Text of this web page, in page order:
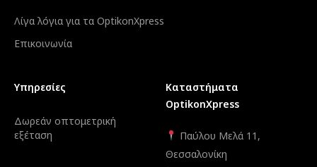
Λίγα λόγια για τα OptikonXpress
Επικοινωνία
Υπηρεσίες
Δωρεάν οπτομετρική
εξέταση
Καταστήματα
OptikonXpress
Παύλου Μελά 11,
Θεσσαλονίκη